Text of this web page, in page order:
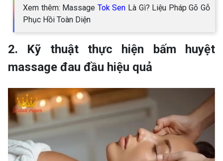
Xem thêm: Massage Tok Sen Là Gì? Liệu Pháp Gõ Gỗ
Phục Hồi Toàn Diện
2. Kỹ thuật thực hiện bấm huyệt
massage đau đầu hiệu quả